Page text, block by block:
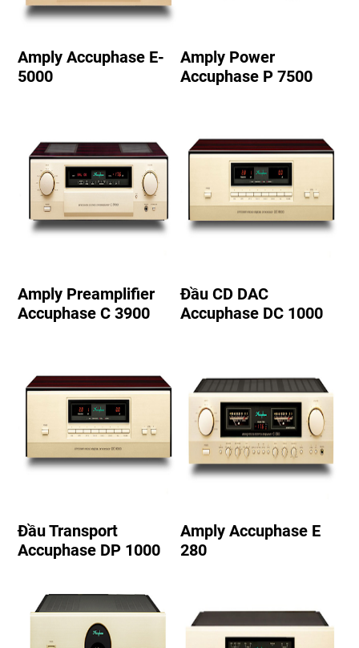
Amply Accuphase E-
5000
Amply Power
Accuphase P 7500
Amply Preamplifier
Accuphase C 3900
Đầu CD DAC
Accuphase DC 1000
Đầu Transport
Accuphase DP 1000
Amply Accuphase E
280